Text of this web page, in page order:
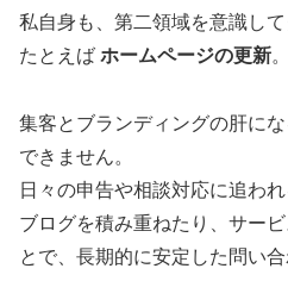
私自身も、第二領域を意識して
たとえば ホームページの更新。
集客とブランディングの肝に
できません。
日々の申告や相談対応に追わ
ブログを積み重ねたり、サー
とで、長期的に安定した問い